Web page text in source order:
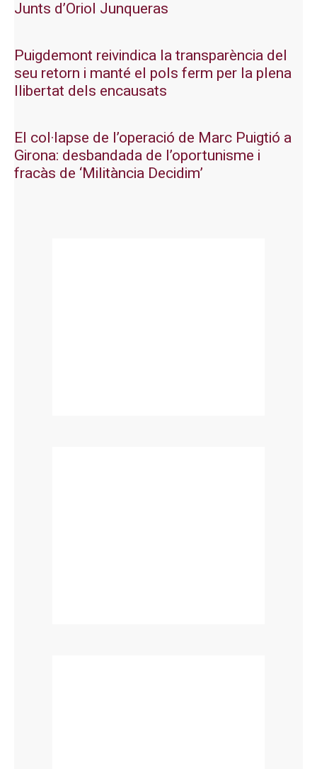
Junts d’Oriol Junqueras
Puigdemont reivindica la transparència del
seu retorn i manté el pols ferm per la plena
llibertat dels encausats
El col·lapse de l’operació de Marc Puigtió a
Girona: desbandada de l’oportunisme i
fracàs de ‘Militància Decidim’